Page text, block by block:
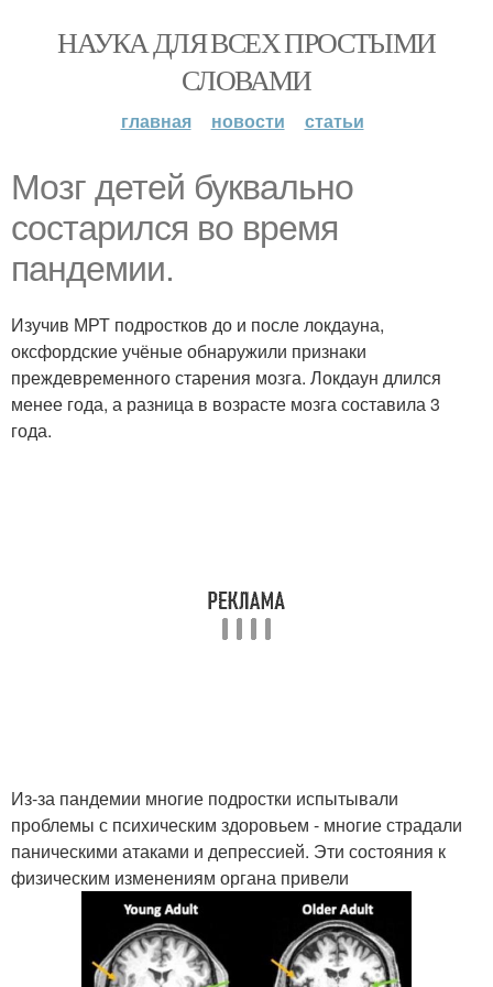
НАУКА ДЛЯ ВСЕХ ПРОСТЫМИ
СЛОВАМИ
главная новости статьи
Moзг детей буквально
состарился во время
пандемии.
Изучив МРТ подростков до и после локдауна,
оксфордские учёные обнаружили признаки
преждевременного старения мозга. Локдаун длился
менее года, а разница в возрасте мозга составила 3
года.
Из-за пандемии многие подростки испытывали
проблемы с психическим здоровьем - многие страдали
паническими атаками и депрессией. Эти состояния к
физическим изменениям органа привели